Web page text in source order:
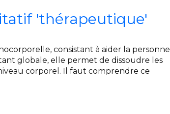
'thérapeutique'
consistant à aider la personne
globale, elle permet de dissoudre les
corporel. Il faut comprendre ce